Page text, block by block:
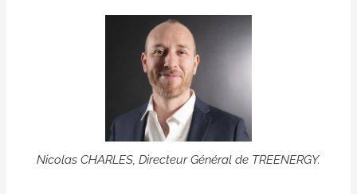
Nicolas CHARLES, Directeur Général de TREENERGY.